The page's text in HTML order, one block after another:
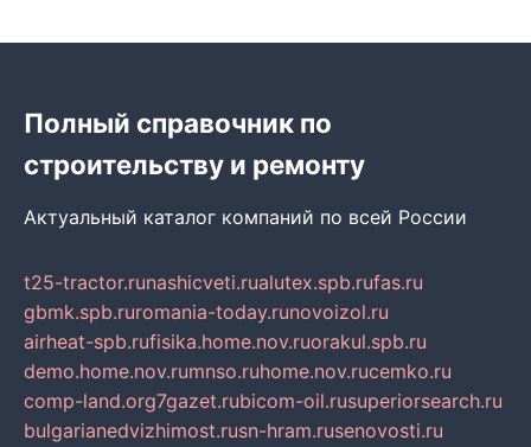
Полный справочник по
строительству и ремонту
Актуальный каталог компаний по всей России
t25-tractor.runashicveti.rualutex.spb.rufas.ru
gbmk.spb.ruromania-today.runovoizol.ru
airheat-spb.rufisika.home.nov.ruorakul.spb.ru
demo.home.nov.rumnso.ruhome.nov.rucemko.ru
comp-land.org7gazet.rubicom-oil.rusuperiorsearch.ru
bulgarianedvizhimost.rusn-hram.rusenovosti.ru